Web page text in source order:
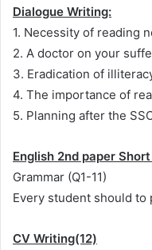
Dialogue Writing:
1. Necessity of reading
2. A doctor on your
3. Eradication of
4. The importance of
5. Planning after the
English 2nd paper
Grammar (Q1-11)
Every student should to
CV Writing(12)